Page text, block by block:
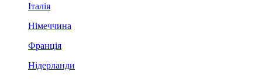
Італія
Німеччина
Франція
Нідерланди